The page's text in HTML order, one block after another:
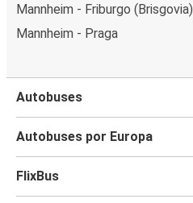
Mannheim - Friburgo (Brisgovia)
Mannheim - Praga
Autobuses
Autobuses por Europa
FlixBus